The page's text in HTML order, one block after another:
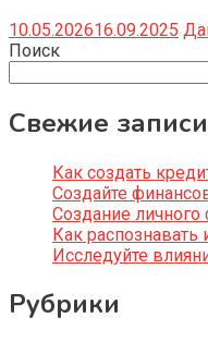
10.05.202616.09.2025
Поиск
Свежие записи
Как создать
Создайте
Создание личного
Как распознавать
Исследуйте
Рубрики